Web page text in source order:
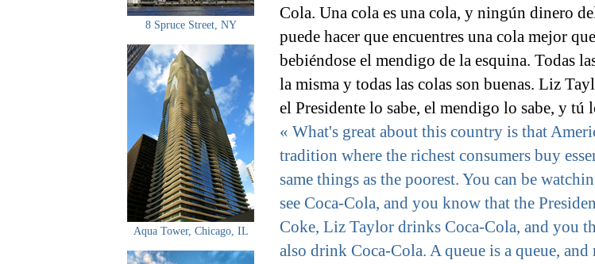
8 Spruce Street, NY
Aqua Tower, Chicago, IL
Cola. Una cola es una cola, y ningún dinero
puede hacer que encuentres una cola mejor
bebiéndose el mendigo de la esquina. Todas
la misma y todas las colas son buenas. Liz
el Presidente lo sabe, el mendigo lo sabe, y tú
« What's great about this country is that
tradition where the richest consumers buy
same things as the poorest. You can be
see Coca-Cola, and you know that the
Coke, Liz Taylor drinks Coca-Cola, and you
also drink Coca-Cola. A queue is a queue, and